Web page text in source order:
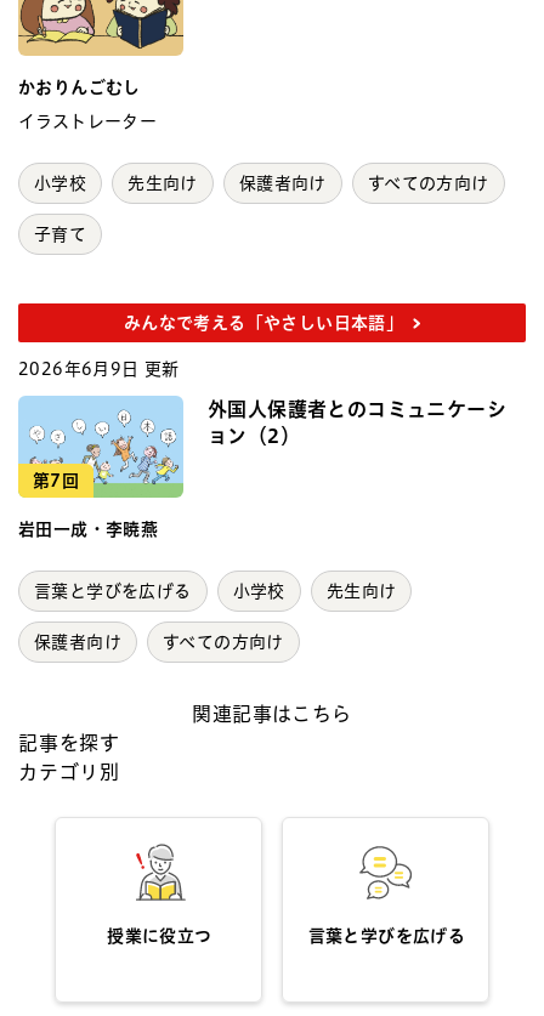
かおりんごむし
イラストレーター
小学校 先生向け 保護者向け すべての方向け
子育て
みんなで考える「やさしい日本語」
2026年6月9日 更新
第7回
外国人保護者とのコミュニケーシ
ョン（2）
岩田一成・李暁燕
言葉と学びを広げる 小学校 先生向け
保護者向け すべての方向け
関連記事はこちら
記事を探す
カテゴリ別
授業に役立つ 言葉と学びを広げる